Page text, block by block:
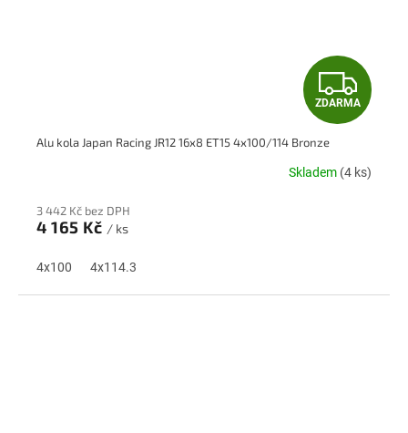
Z
D
A
ZDARMA
Alu kola Japan Racing JR12 16x8 ET15 4x100/114 Bronze
Skladem (4 ks)
3 442 Kč bez DPH
4 165 Kč / ks
4x100 4x114.3